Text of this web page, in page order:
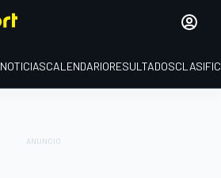
NOTICIASCALENDARIORESULTADOS